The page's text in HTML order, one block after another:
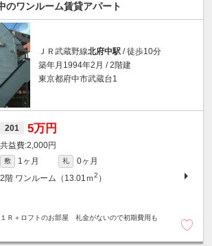
のワンルーム賃貸アパート
ＪＲ武蔵野線北府中駅 / 徒歩10分
築年月1994年2月 / 2階建
東京都府中市武蔵台1
201 5万円
2,000円
敷 1ヶ月 礼
0ヶ月
2階 ワンルーム（13.01ｍ2 ）
１Ｒ＋ロフトのお部屋 礼金がないので初期費用も